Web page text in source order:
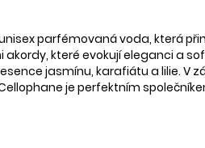
parfémovaná voda, která
které evokují eleganci a
jasmínu, karafiátu a lilie.
je perfektním